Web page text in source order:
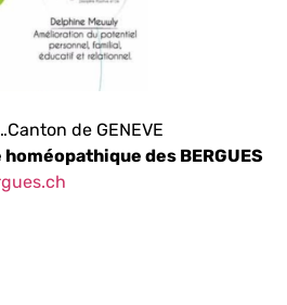
de GENEVE
des BERGUES